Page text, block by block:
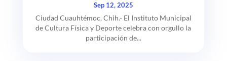
Sep 12, 2025
Ciudad Cuauhtémoc, Chih.- El Instituto Municipal
de Cultura Física y Deporte celebra con orgullo la
participación de...